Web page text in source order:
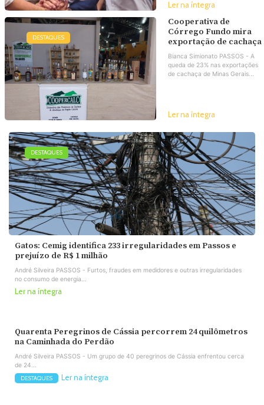
Ler na íntegra
DESTAQUES
Cooperativa de
Córrego Fundo mira
exportação de cachaça
Bianca Simionato PASSOS - A
queda de 23% nas exportações
de cachaça de Minas Gerais...
Ler na íntegra
DESTAQUES
Gatos: Cemig identifica 233 irregularidades em Passos e
prejuízo de R$ 1 milhão
André Silveira PASSOS - Furtos, fraudes em medidores e outras irregularidades
no consumo de energia...
Ler na íntegra
Quarenta Peregrinos de Cássia percorrem 24 quilômetros
na Caminhada do Perdão
André Silveira PASSOS - Um grupo de 40 peregrinos de Cássia enfrentou cerca
de 24...
DESTAQUES Ler na íntegra